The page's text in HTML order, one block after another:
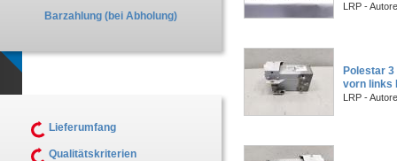
LRP -
Polestar
vorn links
LRP -
Barzahlung (bei Abholung)
Lieferumfang
Qualitätskriterien